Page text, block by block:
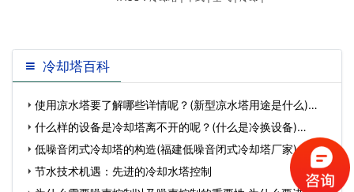
冷却塔百科
使用凉水塔要了解哪些详情呢？(新型凉水塔用途是什么)…
什么样的设备是冷却塔离不开的呢？(什么是冷换设备)…
低噪音闭式冷却塔的构造(福建低噪音闭式冷却塔厂家)…
节水技术机遇：先进的冷却水塔控制